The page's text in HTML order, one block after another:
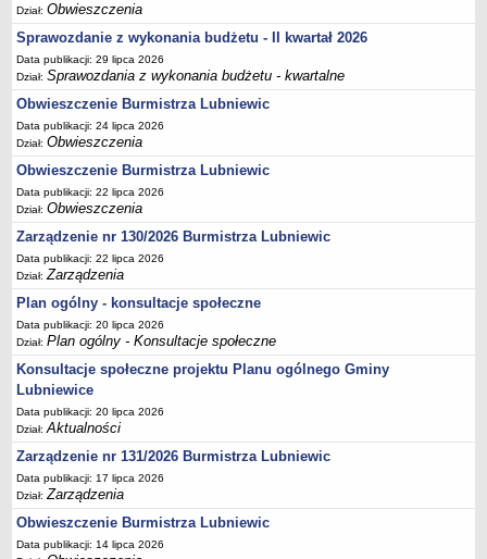
Zastępca Burmistrza Lubniewic
Sekretarz Gminy
Skarbnik Gminy
Informacja turystyczna
Regulamin i schemat organizacyjny
Przewodnik po urzędzie
Kodeks etyczny
Oświadczenia majątkowe
Raporty
RADA MIEJSKA
Dyżury Przewodniczącego Rady Miejskiej
Transmisja z obrad sesji
Zadania i uprawnienia
Skład Rady Miejskiej
Plan pracy Rady Miejskiej
Terminy posiedzeń Rady
Głosowania
Protokoły z posiedzeń Rady Miejskiej
Składy Komisji
Terminy posiedzeń Komisji
Dział:Obwieszczenia
Sprawozdanie z wykonania budżetu - II kwartał 2026
Data publikacji: 29 lipca 2026
Dział:Sprawozdania z wykonania budżetu - kwartalne
Obwieszczenie Burmistrza Lubniewic
Data publikacji: 24 lipca 2026
Dział:Obwieszczenia
Obwieszczenie Burmistrza Lubniewic
Data publikacji: 22 lipca 2026
Dział:Obwieszczenia
Zarządzenie nr 130/2026 Burmistrza Lubniewic
Data publikacji: 22 lipca 2026
Dział:Zarządzenia
Plan ogólny - konsultacje społeczne
Data publikacji: 20 lipca 2026
Dział:Plan ogólny - Konsultacje społeczne
Konsultacje społeczne projektu Planu ogólnego Gminy
Lubniewice
Data publikacji: 20 lipca 2026
Dział:Aktualności
Zarządzenie nr 131/2026 Burmistrza Lubniewic
Data publikacji: 17 lipca 2026
Dział:Zarządzenia
Obwieszczenie Burmistrza Lubniewic
Data publikacji: 14 lipca 2026